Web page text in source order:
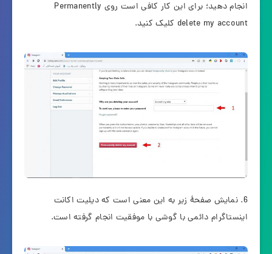
انجام دهید؛ برای این کار کافی است روی Permanently
delete my account کلیک کنید.
نمایش صفحۀ زیر به این معنی است که دیلیت اکانت
اینستاگرام دائمی با گوشی با موفقیت انجام گرفته است.